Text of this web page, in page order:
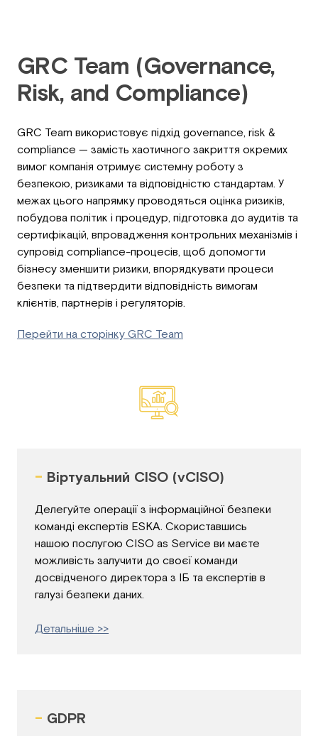
GRC Team (Governance,
Risk, and Compliance)
GRC Team використовує підхід governance, risk &
compliance — замість хаотичного закриття окремих
вимог компанія отримує системну роботу з
безпекою, ризиками та відповідністю стандартам. У
межах цього напрямку проводяться оцінка ризиків,
побудова політик і процедур, підготовка до аудитів та
сертифікацій, впровадження контрольних механізмів і
супровід compliance-процесів, щоб допомогти
бізнесу зменшити ризики, впорядкувати процеси
безпеки та підтвердити відповідність вимогам
клієнтів, партнерів і регуляторів.
Перейти на сторінку GRC Team
- Віртуальний CISO (vCISO)
Делегуйте операції з інформаційної безпеки
команді експертів ESKA. Скориставшись
нашою послугою CISO as Service ви маєте
можливість залучити до своєї команди
досвідченого директора з ІБ та експертів в
галузі безпеки даних.
Детальніше >>
- GDPR